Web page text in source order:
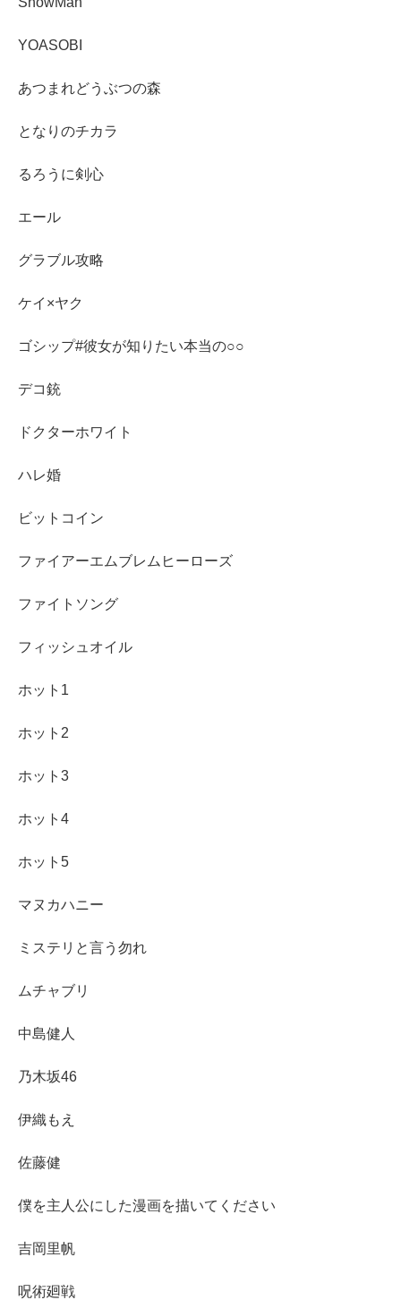
YOASOBI
あつまれどうぶつの森
となりのチカラ
るろうに剣心
エール
グラブル攻略
ケイ×ヤク
ゴシップ#彼女が知りたい本当の○○
デコ銃
ドクターホワイト
ハレ婚
ビットコイン
ファイアーエムブレムヒーローズ
ファイトソング
フィッシュオイル
ホット1
ホット2
ホット3
ホット4
ホット5
マヌカハニー
ミステリと言う勿れ
ムチャブリ
中島健人
乃木坂46
伊織もえ
佐藤健
僕を主人公にした漫画を描いてください
吉岡里帆
呪術廻戦